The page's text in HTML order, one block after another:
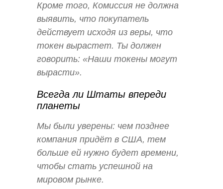
Кроме того, Комиссия не должна
выявить, что покупатель
действует исходя из веры, что
токен вырастет. Ты должен
говорить: «Наши токены могут
вырасти».
Всегда ли Штаты впереди
планеты
Мы были уверены: чем позднее
компания придёт в США, тем
больше ей нужно будет времени,
чтобы стать успешной на
мировом рынке.